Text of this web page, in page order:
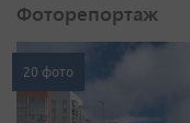
Фоторепортаж
20 фото